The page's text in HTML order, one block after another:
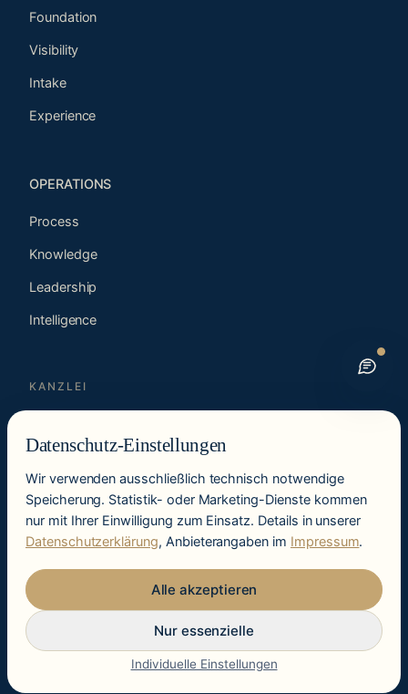
Foundation
Visibility
Intake
Experience
OPERATIONS
Process
Knowledge
Leadership
Intelligence
KANZLEI
Lösungen
Insights
Über uns
Datenschutz-Einstellungen
Wir verwenden ausschließlich technisch notwendige
Speicherung. Statistik- oder Marketing-Dienste kommen
nur mit Ihrer Einwilligung zum Einsatz. Details in unserer
Datenschutzerklärung, Anbieterangaben im Impressum.
Alle akzeptieren
Nur essenzielle
Individuelle Einstellungen